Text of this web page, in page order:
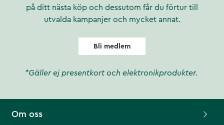
på ditt nästa köp och dessutom får du förtur till
utvalda kampanjer och mycket annat.
Bli medlem
*Gäller ej presentkort och elektronikprodukter.
Om oss